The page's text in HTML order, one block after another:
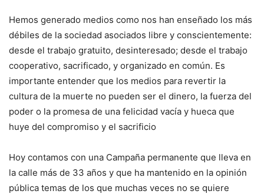
Hemos generado medios como nos han enseñado los más
débiles de la sociedad asociados libre y conscientemente:
desde el trabajo gratuito, desinteresado; desde el trabajo
cooperativo, sacrificado, y organizado en común. Es
importante entender que los medios para revertir la
cultura de la muerte no pueden ser el dinero, la fuerza del
poder o la promesa de una felicidad vacía y hueca que
huye del compromiso y el sacrificio
Hoy contamos con una Campaña permanente que lleva en
la calle más de 33 años y que ha mantenido en la opinión
pública temas de los que muchas veces no se quiere